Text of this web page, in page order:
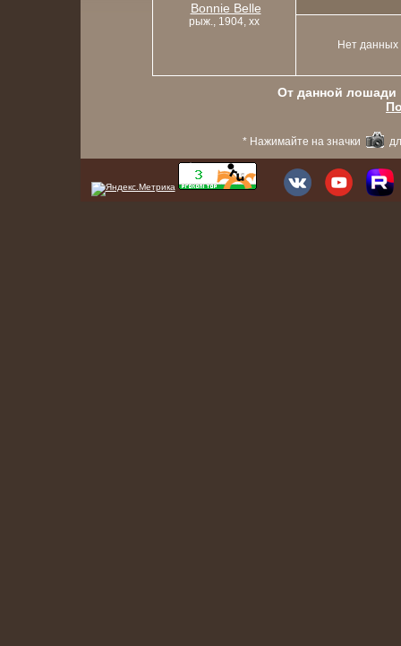
Bonnie Belle
рыж., 1904, xx
Нет данных
От данной лошади
* Нажимайте на значки